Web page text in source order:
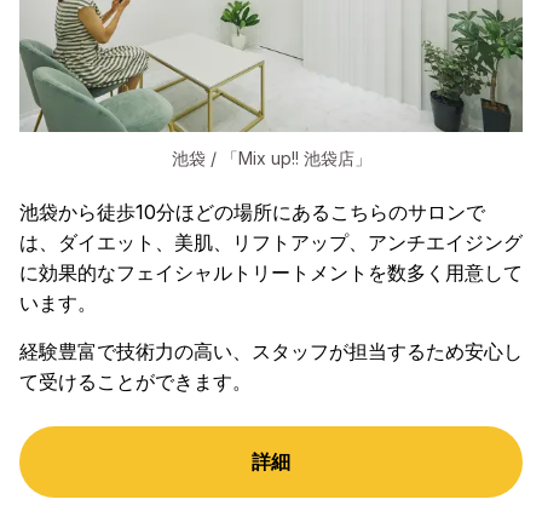
池袋 / 「Mix up!! 池袋店」
池袋から徒歩10分ほどの場所にあるこちらのサロンで
は、ダイエット、美肌、リフトアップ、アンチエイジング
に効果的なフェイシャルトリートメントを数多く用意して
います。
経験豊富で技術力の高い、スタッフが担当するため安心し
て受けることができます。
詳細